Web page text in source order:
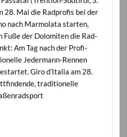
28. Mai die Radprofis bei der
nach Marmolata starten,
Fuße der Dolomiten die Rad-
Am Tag nach der Profi-
Jedermann-Rennen
Giro d’Italia am 28.
traditionelle